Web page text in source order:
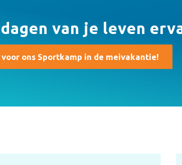
van je leven
ons Sportkamp in de meivakantie!